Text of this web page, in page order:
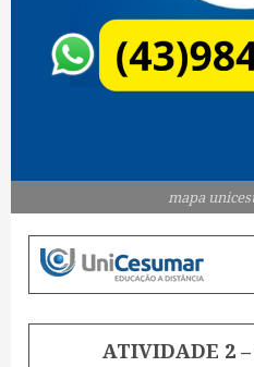
mapa
ATIVIDADE 2